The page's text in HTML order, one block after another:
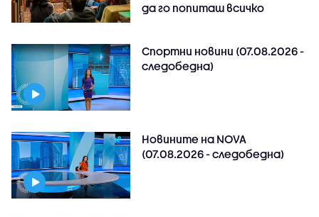
да го попиташ всичко
Спортни новини (07.08.2026 -
следобедна)
Новините на NOVA
(07.08.2026 - следобедна)